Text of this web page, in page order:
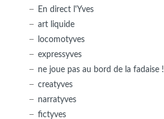
En direct l'Yves
art liquide
locomotyves
expressyves
ne joue pas au bord de la fadaise !
creatyves
narratyves
fictyves